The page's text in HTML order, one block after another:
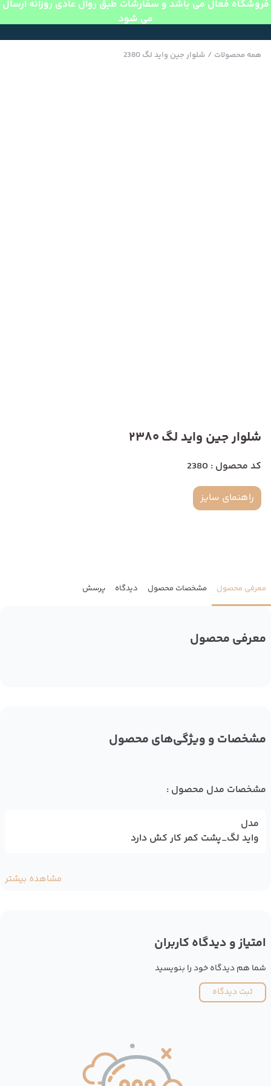
فروشگاه فعال می باشد و سفارشات طبق روال عادی روزانه ارسال
می شود
همه محصولات / شلوار جین واید لگ 2380
شلوار جین واید لگ 2380
کد محصول : 2380
راهنمای سایز
معرفی محصول مشخصات محصول دیدگاه پرسش
معرفی محصول
مشخصات و ویژگی‌های محصول
مشخصات مدل محصول :
مدل
واید لگ_پشت کمر کار کش دارد
مشاهده بیشتر
امتیاز و دیدگاه کاربران
شما هم دیدگاه خود را بنویسید
ثبت دیدگاه